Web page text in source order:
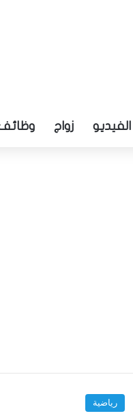
الفيديو زواج
رياضية